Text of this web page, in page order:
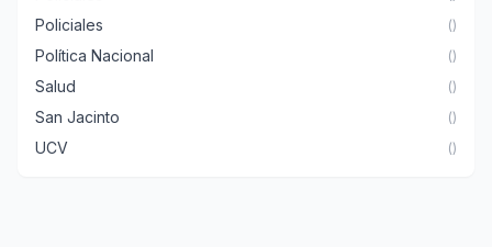
Policiales ()
Política Nacional ()
Salud ()
San Jacinto ()
UCV ()